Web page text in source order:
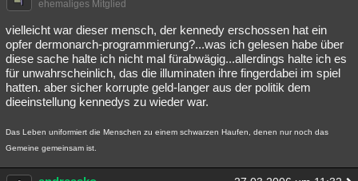
ehemaliges Mitglied
vielleicht war dieser mensch, der kennedy erschossen hat ein
opfer dermonarch-programmierung?...was ich gelesen habe über
diese sache halte ich nicht mal fürabwägig...allerdings halte ich es
für unwahrscheinlich, das die illuminaten ihre fingerdabei im spiel
hatten. aber sicher korrupte geld-langer aus der politik dem
dieeinstellung kennedys zu wieder war.
Das Leben uniformiert die Menschen zu einem schwarzen Haufen, denen nur noch das
Gemeine gemeinsam ist.